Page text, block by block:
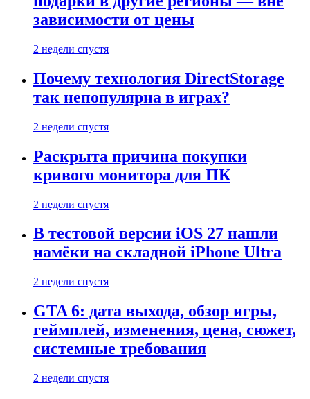
зависимости от цены
2 недели спустя
Почему технология DirectStorage
так непопулярна в играх?
2 недели спустя
Раскрыта причина покупки
кривого монитора для ПК
2 недели спустя
В тестовой версии iOS 27 нашли
намёки на складной iPhone Ultra
2 недели спустя
GTA 6: дата выхода, обзор игры,
геймплей, изменения, цена, сюжет,
системные требования
2 недели спустя